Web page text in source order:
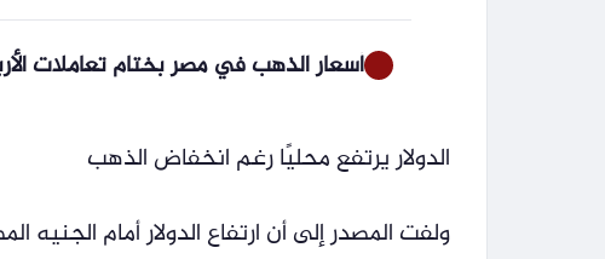
أسعار الذهب في مصر بختام تعاملات
الدولار يرتفع محليًا رغم انخفاض الذهب
ولفت المصدر إلى أن ارتفاع الدولار أمام